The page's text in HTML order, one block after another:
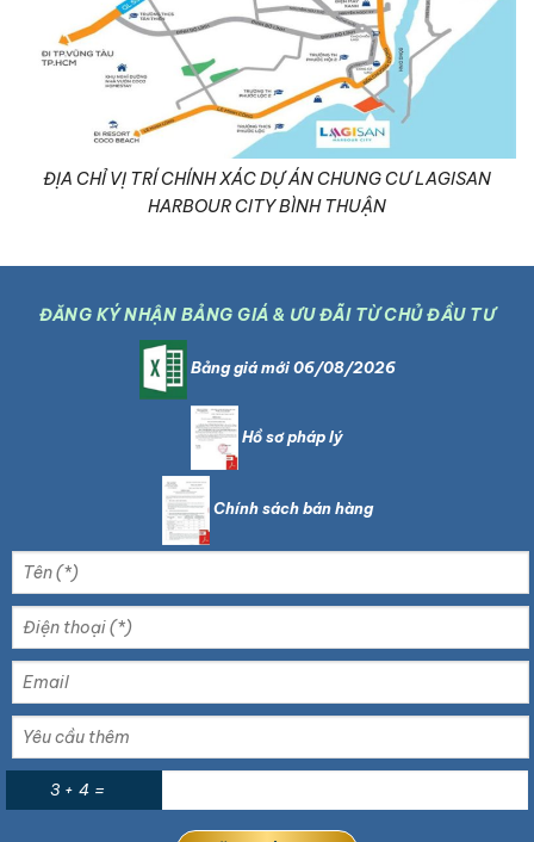
ĐỊA CHỈ VỊ TRÍ CHÍNH XÁC DỰ ÁN CHUNG CƯ LAGISAN
HARBOUR CITY BÌNH THUẬN
ĐĂNG KÝ NHẬN BẢNG GIÁ & ƯU ĐÃI TỪ CHỦ ĐẦU TƯ
Bảng giá mới 06/08/2026
Hồ sơ pháp lý
Chính sách bán hàng
3 + 4 =